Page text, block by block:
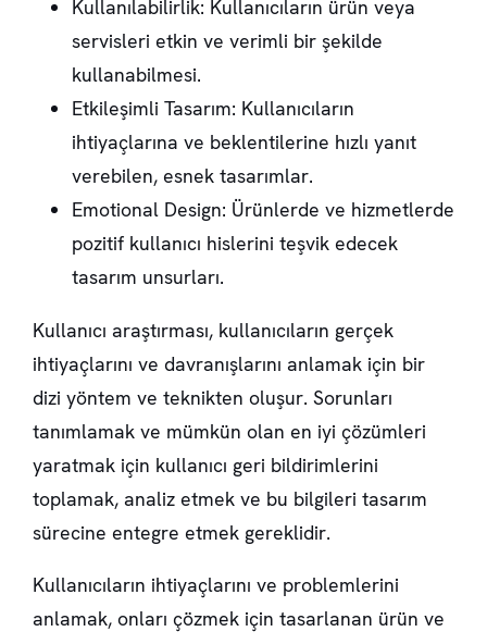
Kullanılabilirlik: Kullanıcıların ürün veya
servisleri etkin ve verimli bir şekilde
kullanabilmesi.
Etkileşimli Tasarım: Kullanıcıların
ihtiyaçlarına ve beklentilerine hızlı yanıt
verebilen, esnek tasarımlar.
Emotional Design: Ürünlerde ve hizmetlerde
pozitif kullanıcı hislerini teşvik edecek
tasarım unsurları.
Kullanıcı araştırması, kullanıcıların gerçek
ihtiyaçlarını ve davranışlarını anlamak için bir
dizi yöntem ve teknikten oluşur. Sorunları
tanımlamak ve mümkün olan en iyi çözümleri
yaratmak için kullanıcı geri bildirimlerini
toplamak, analiz etmek ve bu bilgileri tasarım
sürecine entegre etmek gereklidir.
Kullanıcıların ihtiyaçlarını ve problemlerini
anlamak, onları çözmek için tasarlanan ürün ve